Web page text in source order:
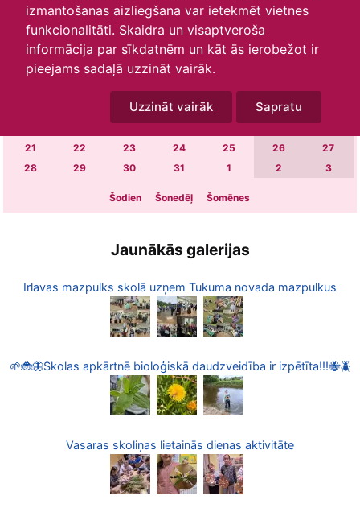
izmantošanas aizliegšana var ietekmēt vietnes
funkcionalitāti. Skaidra un visaptveroša
informācija par sīkdatnēm un kāt ās ierobežot ir
pieejams sadaļā uzzināt vairāk.
Uzzināt vairāk Sapratu
O T S
9 10 12
16 17 18 19
21
22 23 24 25 26
27
28
29 30 31 1 2 3
Šodien Šonedēļ Šomēnes
Jaunākās galerijas
Irlavas mazpulks skolā uzņem Tukuma novada mazpulkus
🌱🐞🦋Skolas apkārtnē bioloģiskā daudzveidība ir izpētīta!!!🐝🪲
Vasaras skoliņas lietainās dienas aktivitāte